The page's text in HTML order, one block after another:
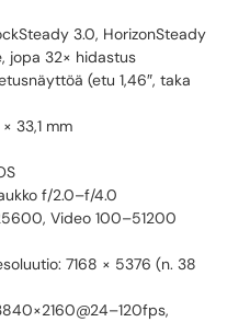
3.0, HorizonSteady
jopa 32× hidastus
(etu 1,46″, taka
33,1 mm
f/2.0–f/4.0
Video 100–51200
7168 × 5376 (n. 38